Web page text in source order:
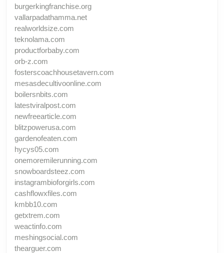
burgerkingfranchise.org
vallarpadathamma.net
realworldsize.com
teknolama.com
productforbaby.com
orb-z.com
fosterscoachhousetavern.com
mesasdecultivoonline.com
boilersnbits.com
latestviralpost.com
newfreearticle.com
blitzpowerusa.com
gardenofeaten.com
hycys05.com
onemoremilerunning.com
snowboardsteez.com
instagrambioforgirls.com
cashflowxfiles.com
kmbb10.com
getxtrem.com
weactinfo.com
meshingsocial.com
thearguer.com